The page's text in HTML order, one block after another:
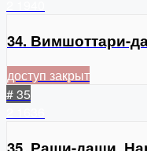
34. Вимшоттари-
доступ закрыт
# 35